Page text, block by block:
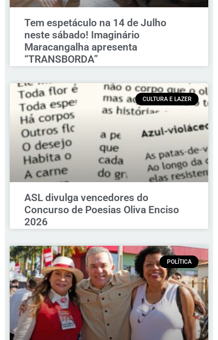
Tem espetáculo na 14 de Julho
neste sábado! Imaginário
Maracangalha apresenta
“TRANSBORDA”
CULTURA E LAZER
ASL divulga vencedores do
Concurso de Poesias Oliva Enciso
2026
POLÍTICA